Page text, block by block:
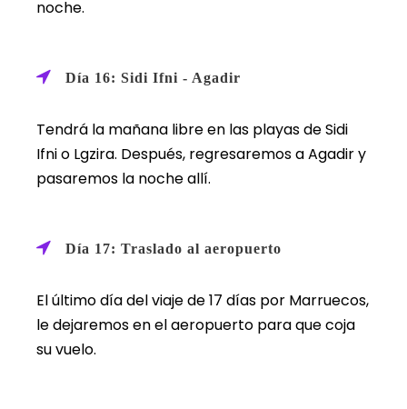
noche.
Día 16: Sidi Ifni - Agadir
Tendrá la mañana libre en las playas de Sidi
Ifni o Lgzira. Después, regresaremos a Agadir y
pasaremos la noche allí.
Día 17: Traslado al aeropuerto
El último día del viaje de 17 días por Marruecos,
le dejaremos en el aeropuerto para que coja
su vuelo.